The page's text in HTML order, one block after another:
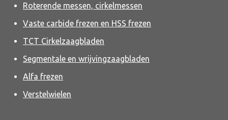
Roterende messen, cirkelmessen
Vaste carbide frezen en HSS frezen
TCT Cirkelzaagbladen
Segmentale en wrijvingzaagbladen
Alfa frezen
Verstelwielen